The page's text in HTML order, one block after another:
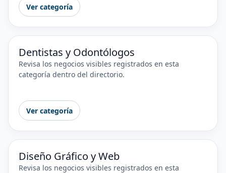
Ver categoría
Dentistas y Odontólogos
Revisa los negocios visibles registrados en esta
categoría dentro del directorio.
Ver categoría
Diseño Gráfico y Web
Revisa los negocios visibles registrados en esta